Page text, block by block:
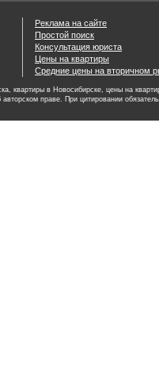
Реклама на сайте
Простой поиск
Консультация юриста
Цены на квартиры
Средние цены на вторичном
квартиры в Новосибирске, цены на
праве. При цитировании